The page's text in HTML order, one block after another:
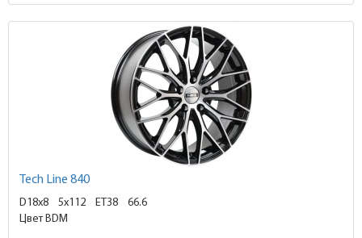
Tech Line 840
D18x8 5x112 ET38
66.6
Цвет BDM